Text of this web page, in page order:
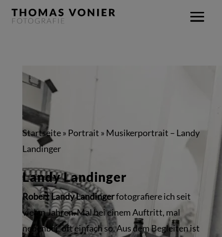
Startseite» Portrait » Musikerportrait – Landy
Landinger
Landy Landinger
Robert Landy Landingerfotografiere ich seit
vielen Jahren. Mal bei einem Auftritt, mal
nebenbei, oft einfach so. Aus dem Begleiten ist